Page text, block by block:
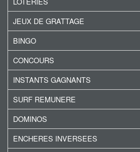
JEUX DE GRATTAGE
BINGO
CONCOURS
INSTANTS GAGNANTS
SURF REMUNERE
DOMINOS
ENCHERES INVERSEES